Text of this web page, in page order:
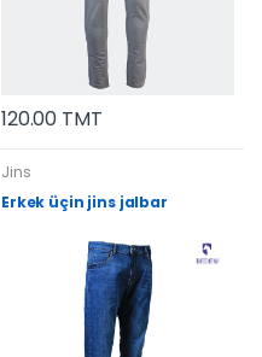
120.00 TMT
Jins
Erkek üçin jins jalbar